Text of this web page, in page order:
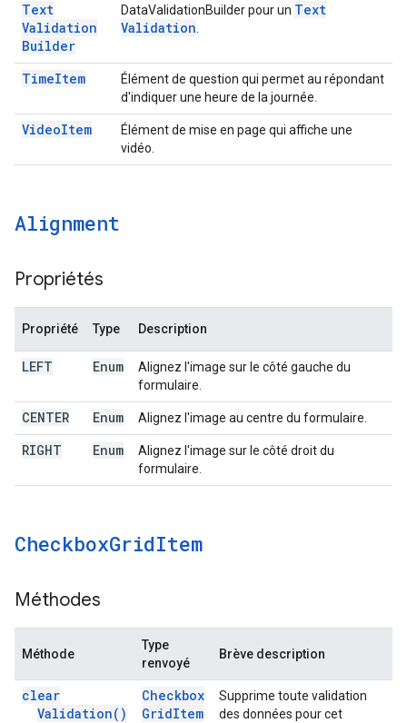
Text
Validation
Builder
DataValidationBuilder pour un Text
Validation
TimeItem
Élément de question qui permet au répondant
d'indiquer une heure de la journée.
VideoItem
Élément de mise en page qui affiche une
vidéo.
Alignment
Propriétés
Propriété Type Description
LEFT Enum
Alignez l'image sur le côté gauche du
formulaire.
CENTER Enum Alignez l'image au centre du formulaire.
RIGHT Enum
Alignez l'image sur le côté droit du
formulaire.
CheckboxGridItem
Méthodes
Méthode
Type
renvoyé
Brève description
clear
Validation( )
Checkbox
GridItem
Supprime toute validation
des données pour cet